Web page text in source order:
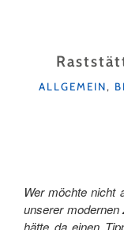
ROUTE
EINKATEGORIEN
ALLGEMEIN,
Wer möchte nicht
unserer